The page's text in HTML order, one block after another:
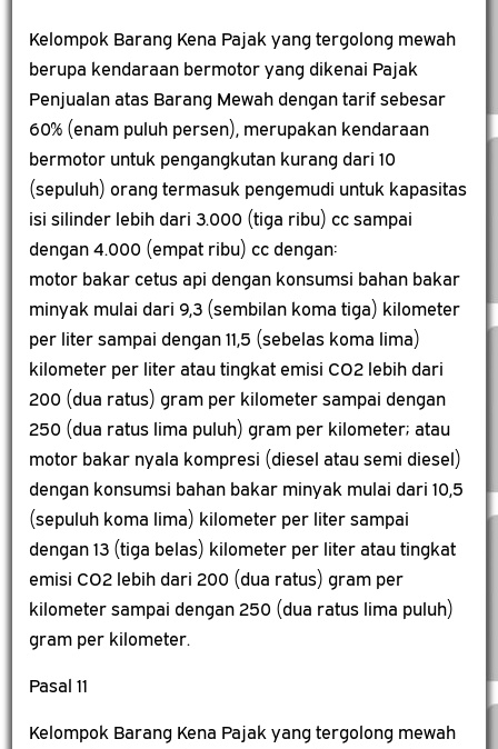
Kelompok Barang Kena Pajak yang tergolong mewah
berupa kendaraan bermotor yang dikenai Pajak
Penjualan atas Barang Mewah dengan tarif sebesar
60% (enam puluh persen), merupakan kendaraan
bermotor untuk pengangkutan kurang dari 10
(sepuluh) orang termasuk pengemudi untuk kapasitas
isi silinder lebih dari 3.000 (tiga ribu) cc sampai
dengan 4.000 (empat ribu) cc dengan:
motor bakar cetus api dengan konsumsi bahan bakar
minyak mulai dari 9,3 (sembilan koma tiga) kilometer
per liter sampai dengan 11,5 (sebelas koma lima)
kilometer per liter atau tingkat emisi CO2 lebih dari
200 (dua ratus) gram per kilometer sampai dengan
250 (dua ratus lima puluh) gram per kilometer; atau
motor bakar nyala kompresi (diesel atau semi diesel)
dengan konsumsi bahan bakar minyak mulai dari 10,5
(sepuluh koma lima) kilometer per liter sampai
dengan 13 (tiga belas) kilometer per liter atau tingkat
emisi CO2 lebih dari 200 (dua ratus) gram per
kilometer sampai dengan 250 (dua ratus lima puluh)
gram per kilometer.
Pasal 11
Kelompok Barang Kena Pajak yang tergolong mewah